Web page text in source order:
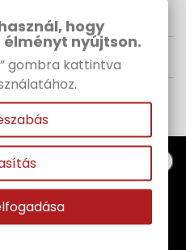
COLOR | Minden jog
|WebPanda
hogy
nyújtson.
gombra kattintva